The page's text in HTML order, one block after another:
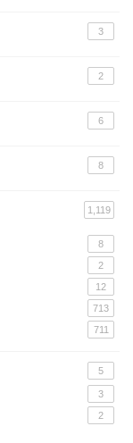
3
2
6
8
1,119
8
2
12
713
711
5
3
2